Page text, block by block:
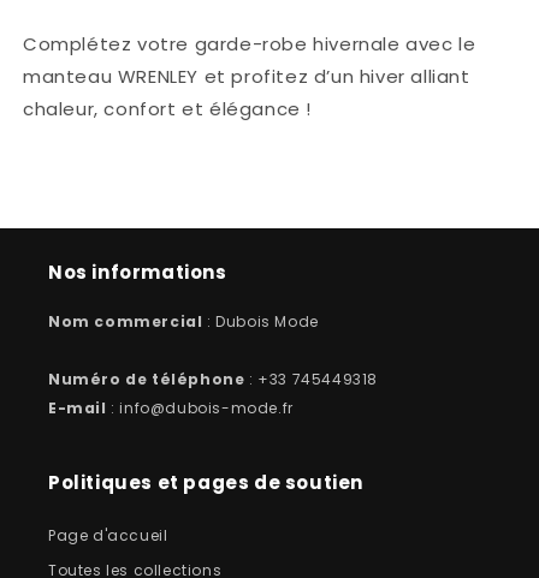
Complétez votre garde-robe hivernale avec le
manteau WRENLEY et profitez d’un hiver alliant
chaleur, confort et élégance !
Nos informations
Nom commercial : Dubois Mode
Numéro de téléphone : +33 745449318
E-mail : info@dubois-mode.fr
Politiques et pages de soutien
Page d'accueil
Toutes les collections